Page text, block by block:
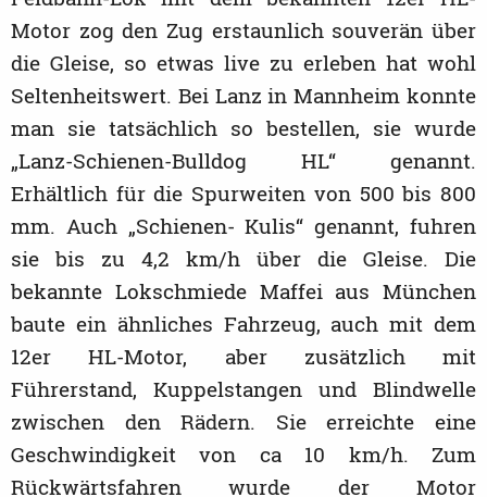
Motor zog den Zug erstaunlich souverän über
die Gleise, so etwas live zu erleben hat wohl
Seltenheitswert. Bei Lanz in Mannheim konnte
man sie tatsächlich so bestellen, sie wurde
„Lanz-Schienen-Bulldog HL“ genannt.
Erhältlich für die Spurweiten von 500 bis 800
mm. Auch „Schienen- Kulis“ genannt, fuhren
sie bis zu 4,2 km/h über die Gleise. Die
bekannte Lokschmiede Maffei aus München
baute ein ähnliches Fahrzeug, auch mit dem
12er HL-Motor, aber zusätzlich mit
Führerstand, Kuppelstangen und Blindwelle
zwischen den Rädern. Sie erreichte eine
Geschwindigkeit von ca 10 km/h. Zum
Rückwärtsfahren wurde der Motor